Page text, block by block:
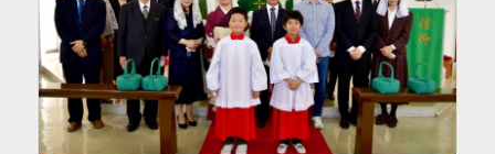
ド
バ
ー